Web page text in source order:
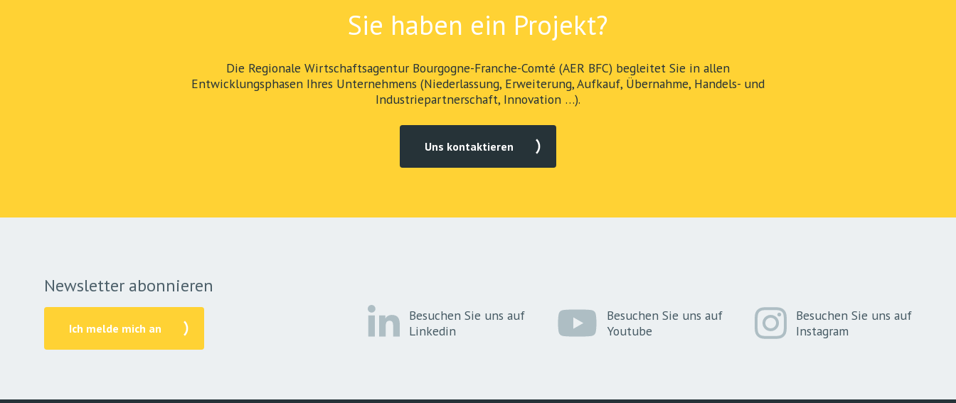
Sie haben ein Projekt?
Die Regionale Wirtschaftsagentur Bourgogne-Franche-Comté (AER BFC) begleitet Sie in allen
Entwicklungsphasen Ihres Unternehmens (Niederlassung, Erweiterung, Aufkauf, Übernahme, Handels- und
Industriepartnerschaft, Innovation …).
Uns kontaktieren
Newsletter abonnieren
Ich melde mich an
Besuchen Sie uns auf
Instagram
Besuchen Sie uns auf
Youtube
Besuchen Sie uns auf
Linkedin